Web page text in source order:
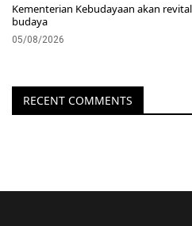
Kementerian Kebudayaan akan
budaya
05/08/2026
RECENT COMMENTS